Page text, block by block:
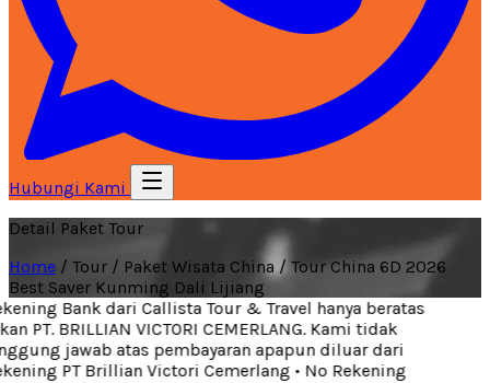
Hubungi Kami
Detail Paket Tour
Home / Tour / Paket Wisata China / Tour China 6D 2026
Best Saver Kunming Dali Lijiang
Bank dari Callista Tour & Travel hanya beratas
PT. BRILLIAN VICTORI CEMERLANG. Kami tidak
jawab atas pembayaran apapun diluar dari
PT Brillian Victori Cemerlang• No Rekening